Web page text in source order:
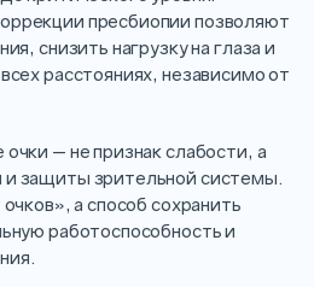
пресбиопии позволяют
снизить нагрузку на глаза и
расстояниях, независимо от
— не признак слабости, а
защиты зрительной системы.
а способ сохранить
работоспособность и